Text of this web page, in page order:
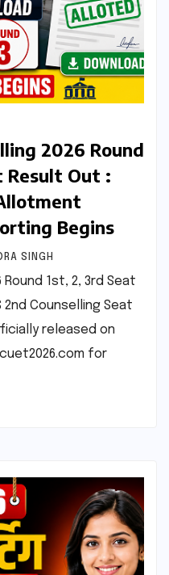
2026 Round
Out :
Begins
SINGH
Round 1st, 2, 3rd Seat
2nd Counselling Seat
released on
for